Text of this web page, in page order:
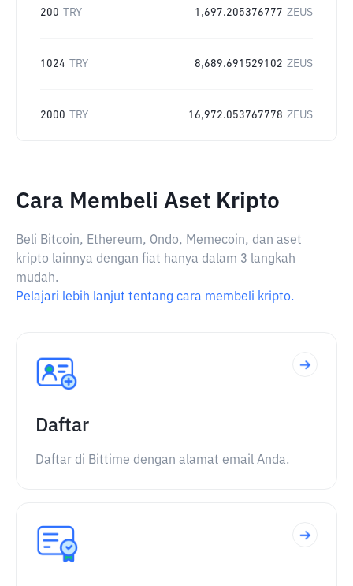
200 TRY 1,697.205376777 ZEUS
1024 TRY 8,689.691529102 ZEUS
2000 TRY 16,972.053767778 ZEUS
Cara Membeli Aset Kripto
Beli Bitcoin, Ethereum, Ondo, Memecoin, dan aset
kripto lainnya dengan fiat hanya dalam 3 langkah
mudah.
Pelajari lebih lanjut tentang cara membeli kripto.
Daftar
Daftar di Bittime dengan alamat email Anda.